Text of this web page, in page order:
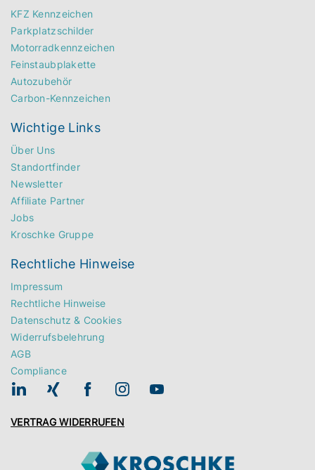
KFZ Kennzeichen
Parkplatzschilder
Motorradkennzeichen
Feinstaubplakette
Autozubehör
Carbon-Kennzeichen
Wichtige Links
Über Uns
Standortfinder
Newsletter
Affiliate Partner
Jobs
Kroschke Gruppe
Rechtliche Hinweise
Impressum
Rechtliche Hinweise
Datenschutz & Cookies
Widerrufsbelehrung
AGB
Compliance
VERTRAG WIDERRUFEN